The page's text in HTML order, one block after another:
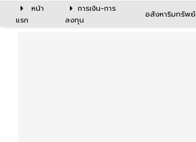
หน้า
แรก
การเงิน-การ
ลงทุน
อสังหาริมทรัพย์